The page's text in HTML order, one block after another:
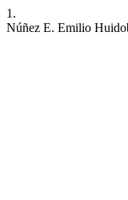
1.
Núñez E. Emilio